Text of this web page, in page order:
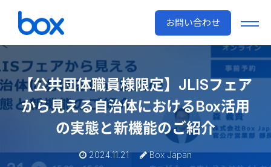
お問い合わせ
【公共団体職員様限定】JLISフェア
から見える自治体におけるBox活用
の実態と新機能のご紹介
2024.11.21 Box Japan